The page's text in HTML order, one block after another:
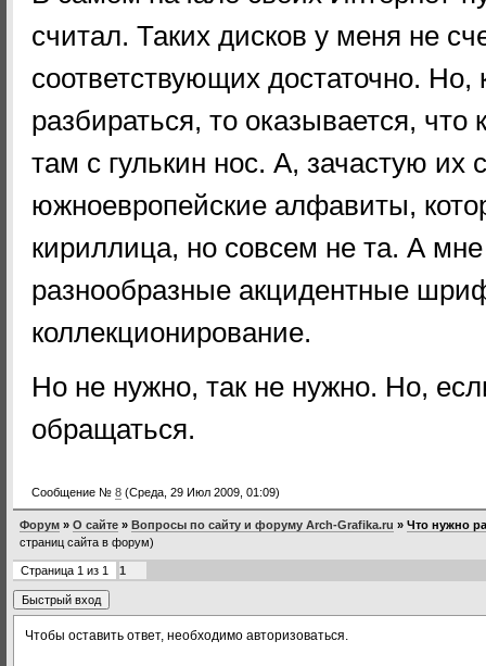
считал. Таких дисков у меня не
соответствующих достаточно. Но,
разбираться, то оказывается,
там с гулькин нос. А, зачастую их
южноевропейские алфавиты,
кириллица, но совсем не та. А
разнообразные акцидентные
коллекционирование.
Но не нужно, так не нужно. Но,
обращаться.
Сообщение № 8 (Среда, 29 Июл 2009, 01:09)
Форум » О сайте » Вопросы по сайту и форуму Arch-Grafika.ru » Что нужно
страниц сайта в форум)
Страница 1 из 1 1
Чтобы оставить ответ, необходимо авторизоваться.